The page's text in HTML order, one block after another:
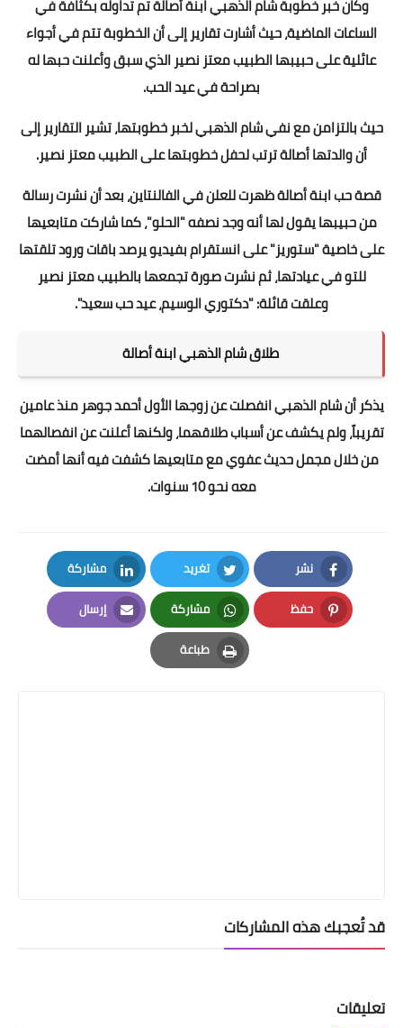
وكان خبر خطوبة شام الذهبي ابنة أصالة تم تداوله بكثافة في
الساعات الماضية، حيث أشارت تقارير إلى أن الخطوبة تتم في أجواء
عائلية على حبيبها الطبيب معتز نصير الذي سبق وأعلنت حبها له
بصراحة في عيد الحب.
حيث بالتزامن مع نفي شام الذهبي لخبر خطوبتها، تشير التقارير إلى
أن والدتها أصالة ترتب لحفل خطوبتها على الطبيب معتز نصير.
قصة حب ابنة أصالة ظهرت للعلن في الفالنتاين، بعد أن نشرت رسالة
من حبيبها يقول لها أنه وجد نصفه "الحلو"، كما شاركت متابعيها
على خاصية "ستوريز" على انستقرام بفيديو يرصد باقات ورود تلقتها
للتو في عيادتها، ثم نشرت صورة تجمعها بالطبيب معتز نصير
وعلقت قائلة: "دكتوري الوسيم، عيد حب سعيد".
طلاق شام الذهبي ابنة أصالة
يذكر أن شام الذهبي انفصلت عن زوجها الأول أحمد جوهر منذ عامين
تقريباً، ولم يكشف عن أسباب طلاقهما، ولكنها أعلنت عن انفصالهما
من خلال مجمل حديث عفوي مع متابعيها كشفت فيه أنها أمضت
معه نحو 10 سنوات.
نشر
Facebook
تغريد
Twitter
مشاركة
LinkedIn
حفظ
Pinterest
مشاركة
Whatsapp
إرسال
Email
طباعة
Print
قد تُعجبك هذه المشاركات
تعليقات